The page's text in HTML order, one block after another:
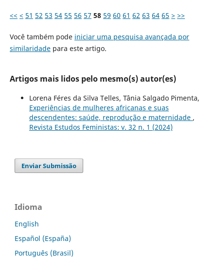
<< < 51 52 53 54 55 56 57 58 59 60 61 62 63 64 65 > >>
Você também pode iniciar uma pesquisa avançada por
similaridadepara este artigo.
Artigos mais lidos pelo mesmo(s) autor(es)
Lorena Féres da Silva Telles, Tânia Salgado Pimenta,
Experiências de mulheres africanas e suas
descendentes: saúde, reprodução e maternidade ,
Revista Estudos Feministas: v. 32 n. 1 (2024)
Enviar Submissão
Idioma
English
Español (España)
Português (Brasil)